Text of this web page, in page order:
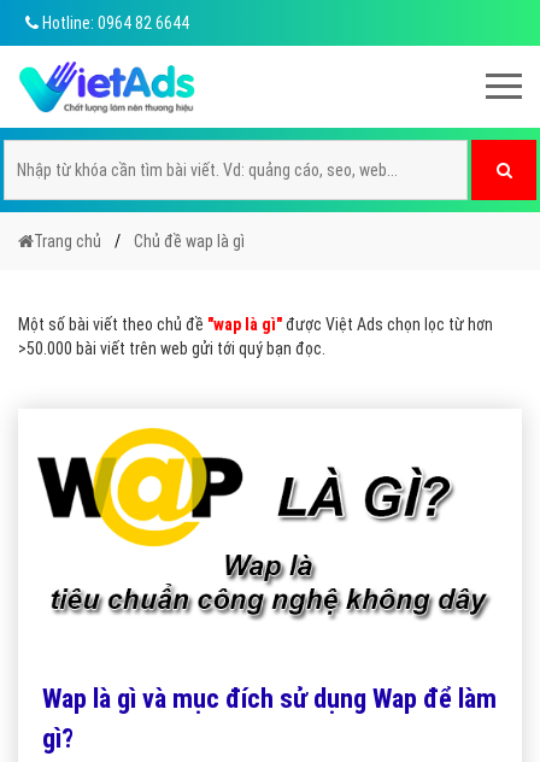
Hotline: 0964 82 6644
Trang chủ Chủ đề wap là gì
Một số bài viết theo chủ đề "wap là gì"được Việt Ads chọn lọc từ hơn
>50.000 bài viết trên web gửi tới quý bạn đọc.
Wap là gì và mục đích sử dụng Wap để làm
gì?